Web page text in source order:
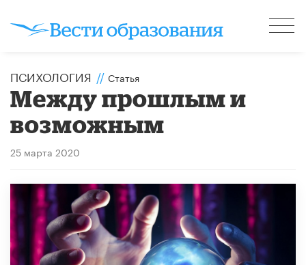
ПСИХОЛОГИЯ // Статья
Между прошлым и
возможным
25 марта 2020